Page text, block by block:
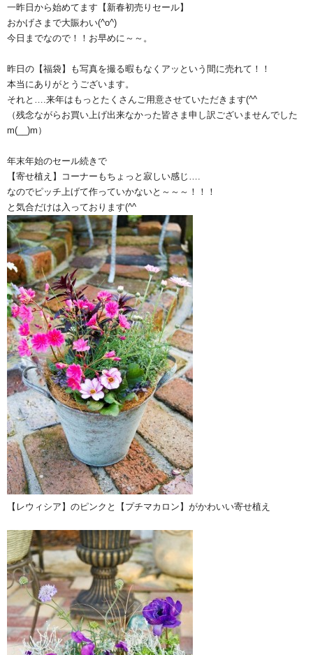
一昨日から始めてます【新春初売りセール】
おかげさまで大賑わい(^o^)
今日までなので！！お早めに～～。
昨日の【福袋】も写真を撮る暇もなくアッという間に売れて！！
本当にありがとうございます。
それと….来年はもっとたくさんご用意させていただきます(^^ゞ
（残念ながらお買い上げ出来なかった皆さま申し訳ございませんでした
m(__)m）
年末年始のセール続きで
【寄せ植え】コーナーもちょっと寂しい感じ….
なのでピッチ上げて作っていかないと～～～！！！
と気合だけは入っております(^^ゞ
【レウィシア】のピンクと【プチマカロン】がかわいい寄せ植え